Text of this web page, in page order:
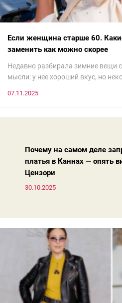
Если женщина старше 60.
заменить как можно скорее
Недавно разбирала зимние вещи
мысли: у нее хороший вкус, но
добавляют ей лет.И проблема не
моды. Вовсе нет.Проблема в том,
07.11.2025
Почему на самом деле
платья в Каннах — опять
Цензори
30.10.2025